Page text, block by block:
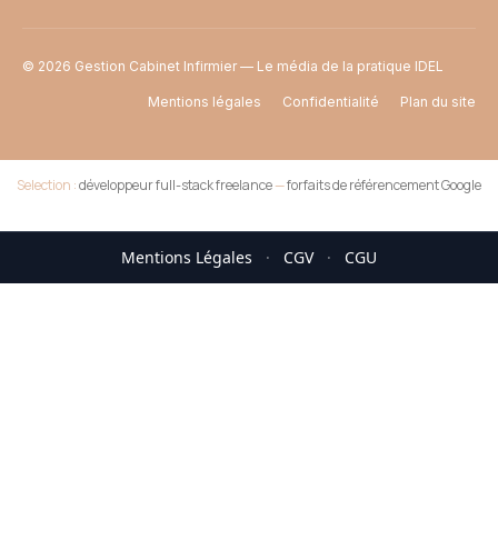
© 2026 Gestion Cabinet Infirmier — Le média de la pratique IDEL
Mentions légales Confidentialité Plan du site
Selection :développeur full-stack freelance—forfaits de référencement Google
Mentions Légales · CGV · CGU